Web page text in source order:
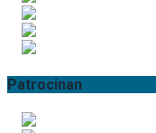
Patrocinan